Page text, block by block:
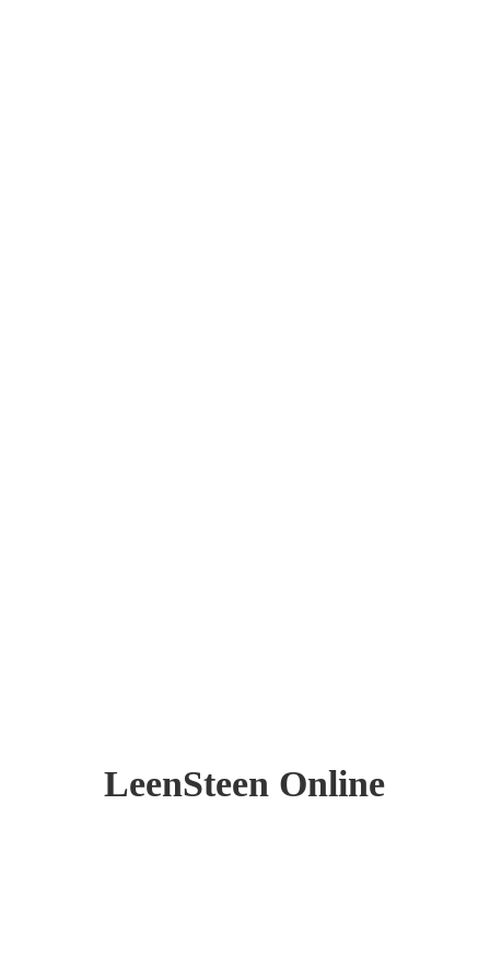
LeenSteen Online